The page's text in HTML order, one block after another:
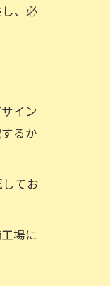
、必
イン
るか
てお
場に